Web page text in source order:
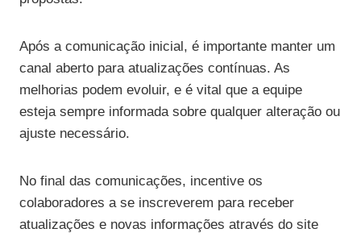
Após a comunicação inicial, é importante manter um
canal aberto para atualizações contínuas. As
melhorias podem evoluir, e é vital que a equipe
esteja sempre informada sobre qualquer alteração ou
ajuste necessário.
No final das comunicações, incentive os
colaboradores a se inscreverem para receber
atualizações e novas informações através do site